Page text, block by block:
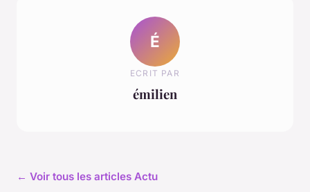
É
ECRIT PAR
émilien
← Voir tous les articles Actu